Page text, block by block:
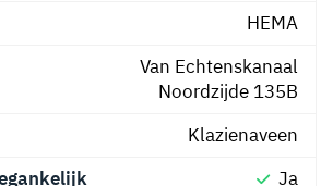
HEMA
Van Echtenskanaal
Noordzijde 135B
Klazienaveen
Ja